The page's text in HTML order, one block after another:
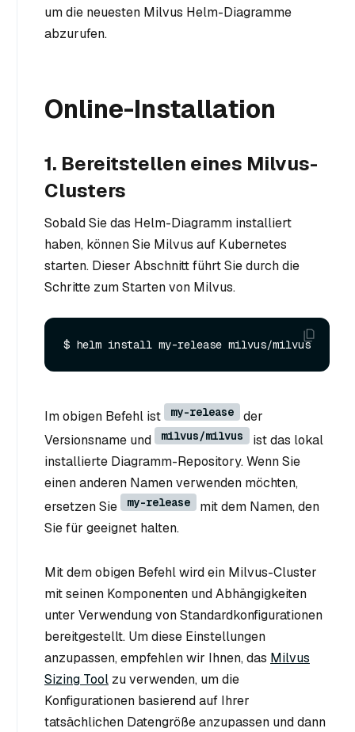
um die neuesten Milvus Helm-Diagramme
abzurufen.
Online-Installation
1. Bereitstellen eines Milvus-
Clusters
Sobald Sie das Helm-Diagramm installiert
haben, können Sie Milvus auf Kubernetes
starten. Dieser Abschnitt führt Sie durch die
Schritte zum Starten von Milvus.
Im obigen Befehl ist my-release
der
Versionsname und
milvus/milvus
ist das lokal
installierte Diagramm-Repository. Wenn Sie
einen anderen Namen verwenden möchten,
ersetzen Sie
my-release
mit dem Namen, den
Sie für geeignet halten.
Mit dem obigen Befehl wird ein Milvus-Cluster
mit seinen Komponenten und Abhängigkeiten
unter Verwendung von Standardkonfigurationen
bereitgestellt. Um diese Einstellungen
anzupassen, empfehlen wir Ihnen, das Milvus
Sizing Tool zu verwenden, um die
Konfigurationen basierend auf Ihrer
tatsächlichen Datengröße anzupassen und dann